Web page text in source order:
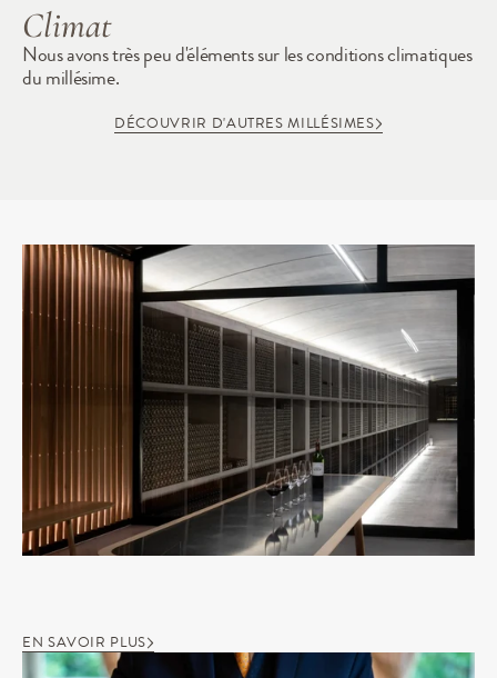
DÉCOUVRIR D'AUTRES MILLÉSIMES
Climat
Nous avons très peu d'éléments sur les conditions climatiques
du millésime.
EN SAVOIR PLUS